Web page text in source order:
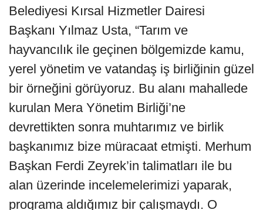
Belediyesi Kırsal Hizmetler Dairesi
Başkanı Yılmaz Usta, “Tarım ve
hayvancılık ile geçinen bölgemizde kamu,
yerel yönetim ve vatandaş iş birliğinin güzel
bir örneğini görüyoruz. Bu alanı mahallede
kurulan Mera Yönetim Birliği’ne
devrettikten sonra muhtarımız ve birlik
başkanımız bize müracaat etmişti. Merhum
Başkan Ferdi Zeyrek’in talimatları ile bu
alan üzerinde incelemelerimizi yaparak,
programa aldığımız bir çalışmaydı. O